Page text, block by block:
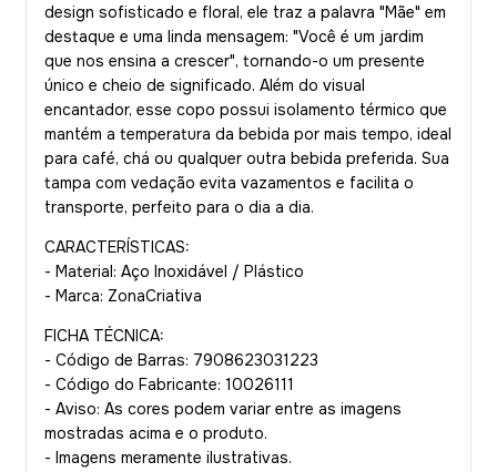
design sofisticado e floral, ele traz a palavra "Mãe" em
destaque e uma linda mensagem: "Você é um jardim
que nos ensina a crescer", tornando-o um presente
único e cheio de significado. Além do visual
encantador, esse copo possui isolamento térmico que
mantém a temperatura da bebida por mais tempo, ideal
para café, chá ou qualquer outra bebida preferida. Sua
tampa com vedação evita vazamentos e facilita o
transporte, perfeito para o dia a dia.
CARACTERÍSTICAS:
- Material: Aço Inoxidável / Plástico
- Marca: ZonaCriativa
FICHA TÉCNICA:
- Código de Barras: 7908623031223
- Código do Fabricante: 10026111
- Aviso: As cores podem variar entre as imagens
mostradas acima e o produto.
- Imagens meramente ilustrativas.